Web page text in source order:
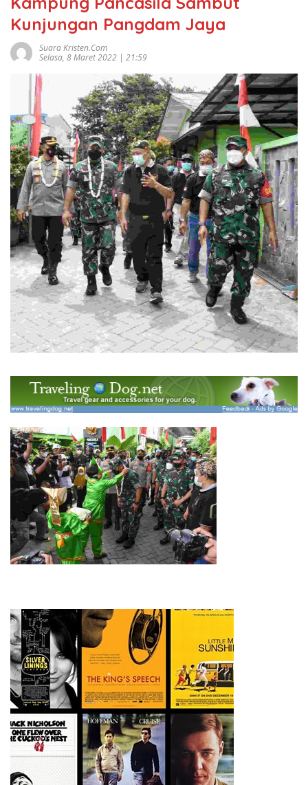
Kunjungan Pangdam Jaya
Suara Kristen.com
Selasa, 8 Maret 2022 | 21:59